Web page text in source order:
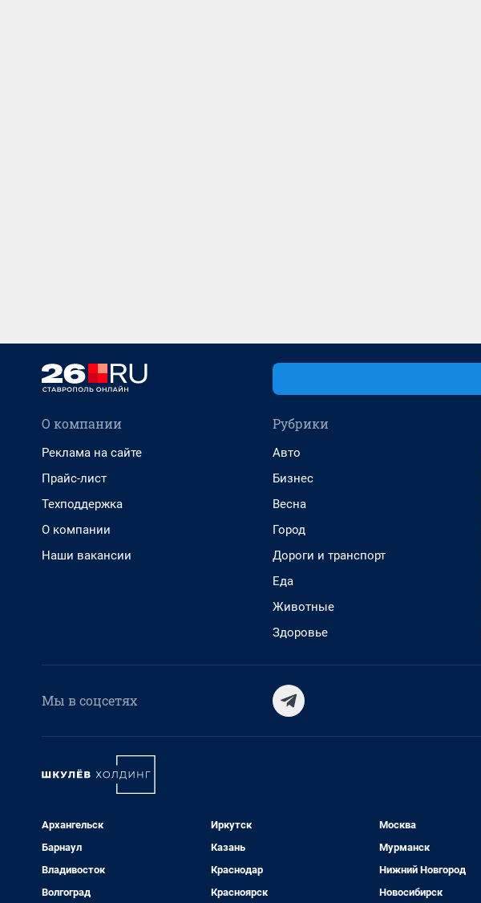
О компании
Реклама на сайте
Прайс-лист
Техподдержка
О компании
Наши вакансии
Рубрики
Авто
Бизнес
Весна
Город
Дороги и транспорт
Еда
Животные
Здоровье
Мы в соцсетях
Архангельск
Барнаул
Владивосток
Волгоград
Иркутск
Казань
Краснодар
Красноярск
Москва
Мурманск
Нижний Новгород
Новосибирск